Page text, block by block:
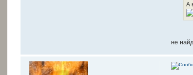
А
не